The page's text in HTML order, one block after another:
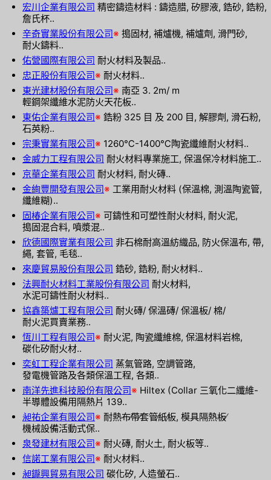
宏川企業有限公司 精密鑄造材料 : 鑄造腊, 矽膠液, 鋯砂, 鋯粉,
詹氏杯..
辛奇實業股份有限公司※ 搗固材, 補爐機, 補爐劑, 滑門砂,
耐火鑄料..
佑營國際有限公司 耐火材料及製品..
忠正股份有限公司※ 耐火材料..
東光建材股份有限公司※ 南亞 3. 2m/ m
輕鋼架纖維水泥防火天花板..
東佑企業有限公司※ 鋯粉 325 目 及 200 目, 解膠劑, 滑石粉,
石英粉..
宗秉實業有限公司※ 1260℃-1400℃陶瓷纖維耐火材料..
金威力工程有限公司 耐火材料專業施工, 保溫保冷材料施工..
京華企業有限公司 耐火材料, 耐火磚..
金絢豐開發有限公司※ 工業用耐火材料 (保溫棉, 測溫陶瓷管,
纖維糊)..
固椿企業有限公司※ 可鑄性和可塑性耐火材料, 耐火泥,
搗固混合料, 噴漿混..
欣德國際實業有限公司 非石棉耐高溫紡織品, 防火保溫布, 帶,
繩, 套管, 毛毯..
來慶貿易股份有限公司 鋯砂, 鋯粉, 耐火材料..
法興耐火材料工業股份有限公司 耐火材料,
水泥可鑄性耐火材料..
協鑫築爐工程有限公司 耐火磚/ 保溫磚/ 保溫板/ 棉/
耐火泥買賣業務..
恆川工程有限公司※ 耐火泥, 陶瓷纖維棉, 保溫材料岩棉,
碳化矽耐火材..
奕虹工程企業有限公司 蒸氣管路, 空調管路,
發電機管路及各類保溫工程, 各類..
南洋先進科技股份有限公司※ Hiltex (Collar 三氧化二纖維-
半導體設備用隔熱片 139..
昶祐企業有限公司※ 耐熱布∕帶∕套管∕紙∕板, 模具隔熱板∕
機械設備活動式保..
泉發建材有限公司※ 耐火磚, 耐火土, 耐火板等..
信諾工業有限公司※ 耐火材料..
昶鑨興貿易有限公司 碳化矽, 人造螢石..